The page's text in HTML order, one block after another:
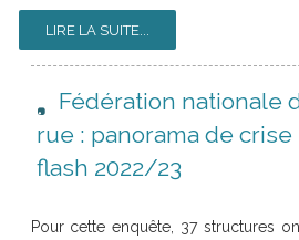
LIRE LA SUITE...
Fédération nationale
rue : panorama de
flash 2022/23
Pour cette enquête, 37 structures